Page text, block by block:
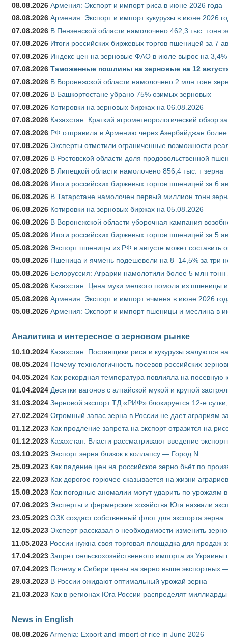
08.08.2026 Армения: Экспорт и импорт риса в июне 2026 года
08.08.2026 Армения: Экспорт и импорт кукурузы в июне 2026
07.08.2026 В Пензенской области намолочено 462,3 тыс. тонн
07.08.2026 Итоги российских биржевых торгов пшеницей за 7
07.08.2026 Индекс цен на зерновые ФАО в июле вырос на 3,4%
07.08.2026 Таможенные пошлины на зерновые на 12
07.08.2026 В Воронежской области намолочено 2 млн тонн
07.08.2026 В Башкортостане убрано 75% озимых зерновых
07.08.2026 Котировки на зерновых биржах на 06.08.2026
07.08.2026 Казахстан: Краткий агрометеорологический обзор
07.08.2026 РФ отправила в Армению через Азербайджан более
07.08.2026 Эксперты отметили ограниченные возможности
07.08.2026 В Ростовской области доля продовольственной
07.08.2026 В Липецкой области намолочено 856,4 тыс. т зерна
06.08.2026 Итоги российских биржевых торгов пшеницей за 6
06.08.2026 В Татарстане намолочен первый миллион тонн
06.08.2026 Котировки на зерновых биржах на 05.08.2026
06.08.2026 В Воронежской области уборочная кампания
05.08.2026 Итоги российских биржевых торгов пшеницей за 5
05.08.2026 Экспорт пшеницы из РФ в августе может составить
05.08.2026 Пшеница и ячмень подешевели на 8–14,5% за три
05.08.2026 Белоруссия: Аграрии намолотили более 5 млн тонн
05.08.2026 Казахстан: Цена муки мелкого помола из пшеницы
05.08.2026 Армения: Экспорт и импорт ячменя в июне 2026
05.08.2026 Армения: Экспорт и импорт пшеницы и меслина в
Аналитика и интересное о зерновом рынке
10.10.2024 Казахстан: Поставщики риса и кукурузы жалуются
08.05.2024 Почему технологичность посевов российских
04.05.2024 Как рекордная температура повлияла на
01.04.2024 Десятки вагонов с алтайской мукой и крупой
31.03.2024 Зерновой экспорт ТД «РИФ» блокируется 12-е
27.02.2024 Огромный запас зерна в России не дает аграриям
01.12.2023 Как продление запрета на экспорт отразится на
01.12.2023 Казахстан: Власти рассматривают введение
03.10.2023 Экспорт зерна близок к коллапсу — Город N
25.09.2023 Как падение цен на российское зерно бьёт по
22.09.2023 Как дорогое горючее сказывается на жизни аграриев
15.08.2023 Как погодные аномалии могут ударить по урожаям
07.06.2023 Эксперты и фермерские хозяйства Юга назвали
23.05.2023 ОЗК создаст собственный флот для экспорта зерна
12.05.2023 Эксперт рассказал о необходимости изменить
11.05.2023 России нужна своя торговая площадка для продаж
17.04.2023 Запрет сельскохозяйственного импорта из
07.04.2023 Почему в Сибири цены на зерно выше экспортных
29.03.2023 В России ожидают оптимальный урожай зерна
21.03.2023 Как в регионах Юга России распределят
News in English
08.08.2026Armenia: Export and import of rice in June 2026